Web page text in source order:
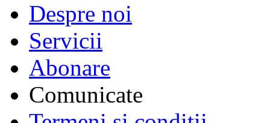
Despre noi
Servicii
Abonare
Comunicate